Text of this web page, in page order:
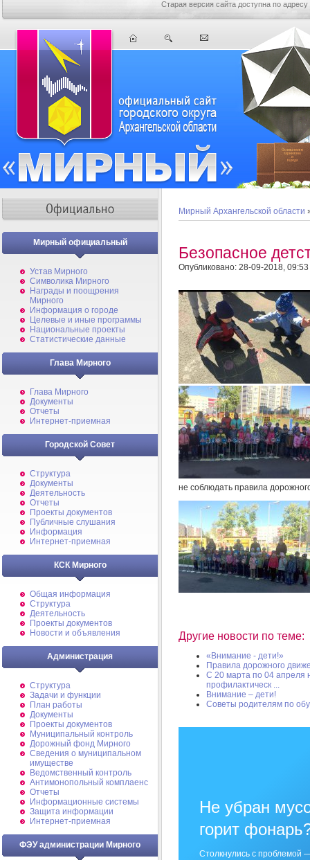
Старая версия сайта доступна по адресу
Мирный официальный
Устав Мирного
Символика Мирного
Награды и поощрения
Мирного
Информация о городе
Целевые и иные программы
Национальные проекты
Статистические данные
Глава Мирного
Глава Мирного
Документы
Отчеты
Интернет-приемная
Городской Совет
Структура
Документы
Деятельность
Отчеты
Проекты документов
Публичные слушания
Информация
Интернет-приемная
КСК Мирного
Общая информация
Структура
Деятельность
Проекты документов
Новости и объявления
Администрация
Структура
Задачи и функции
План работы
Документы
Проекты документов
Муниципальный контроль
Дорожный фонд Мирного
Cведения о муниципальном
имуществе
Ведомственный контроль
Антимонопольный комплаенс
Отчеты
Информационные системы
Защита информации
Интернет-приемная
ФЭУ администрации Мирного
Мирный Архангельской области
Безопасное
Опубликовано: 28-09-2018, 09:53
не соблюдать правила
Другие новости по теме:
«Внимание - дети!»
Правила дорожного
С 20 марта по 04 апреля
профилактическ ...
Внимание – дети!
Советы родителям по
Не убран
горит
Столкнулись с проблемой